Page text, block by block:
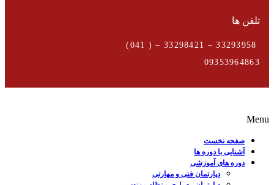
تلفن ها
09353964863
Menu
صفحه نخست
آشنایی با دوره ها
دوره های آموزشی
دپارتمان فنی و مهارتی